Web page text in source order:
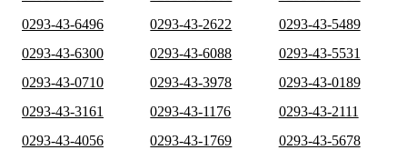
0293-43-6496
0293-43-2622
0293-43-5489
0293-43-6300
0293-43-6088
0293-43-5531
0293-43-0710
0293-43-3978
0293-43-0189
0293-43-3161
0293-43-1176
0293-43-2111
0293-43-4056
0293-43-1769
0293-43-5678